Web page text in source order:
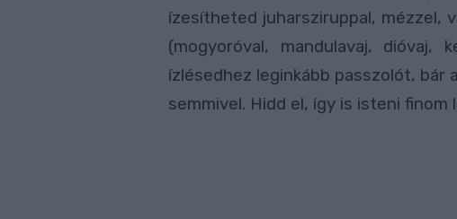
ízesítheted juharsziruppal, mézzel,
(mogyoróval, mandulavaj, dióvaj,
ízlésedhez leginkább passzolót, bár
semmivel. Hidd el, így is isteni finom